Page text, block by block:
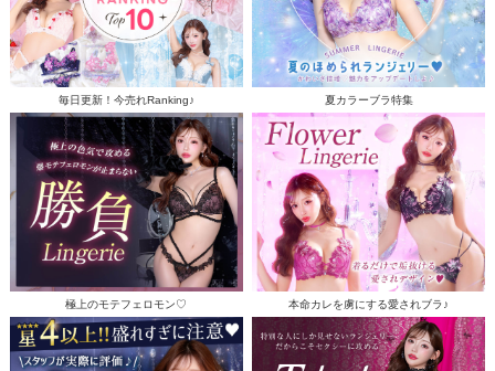
毎日更新！今売れRanking♪ 夏カラーブラ特集
極上のモテフェロモン♡ 本命カレを虜にする愛されブラ♪